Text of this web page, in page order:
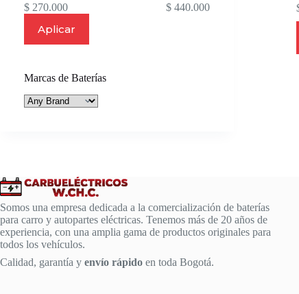
$ 270.000 $ 440.000
Aplicar
Marcas de Baterías
Somos una empresa dedicada a la comercialización de baterías
para carro y autopartes eléctricas. Tenemos más de 20 años de
experiencia, con una amplia gama de productos originales para
todos los vehículos.
Calidad, garantía y envío rápido en toda Bogotá.